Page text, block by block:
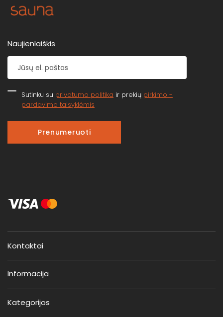
Kontaktai
Informacija
Kategorijos
Naujienlaiškis
Sutinku su privatumo politika ir prekių pirkimo -
pardavimo taisyklėmis
Prenumeruoti